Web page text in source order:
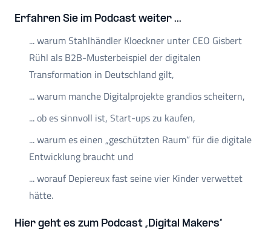
Erfahren Sie im Podcast weiter ...
... warum Stahlhändler Kloeckner unter CEO Gisbert
Rühl als B2B-Musterbeispiel der digitalen
Transformation in Deutschland gilt,
... warum manche Digitalprojekte grandios scheitern,
... ob es sinnvoll ist, Start-ups zu kaufen,
... warum es einen „geschützten Raum“ für die digitale
Entwicklung braucht und
... worauf Depiereux fast seine vier Kinder verwettet
hätte.
Hier geht es zum Podcast „Digital Makers“